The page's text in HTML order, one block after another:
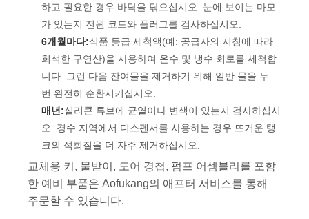
하고 필요한 경우 바닥을 닦으십시오. 눈에 보이는 마모
가 있는지 전원 코드와 플러그를 검사하십시오.
6개월마다:식품 등급 세척액(예: 공급자의 지침에 따라
희석한 구연산)을 사용하여 온수 및 냉수 회로를 세척합
니다. 그런 다음 잔여물을 제거하기 위해 일반 물을 두
번 완전히 순환시키십시오.
매년:실리콘 튜브에 균열이나 변색이 있는지 검사하십시
오. 경수 지역에서 디스펜서를 사용하는 경우 뜨거운 탱
크의 석회질을 더 자주 제거하십시오.
교체용 키, 물받이, 도어 경첩, 펌프 어셈블리를 포함
한 예비 부품은 Aofukang의 애프터 서비스를 통해
주문할 수 있습니다.